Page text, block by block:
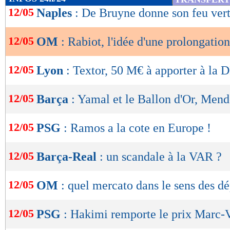
de
lecture
OK
12/05 Naples : De Bruyne donne son feu vert
12/05 OM : Rabiot, l'idée d'une prolongation
12/05 Lyon : Textor, 50 M€ à apporter à la
12/05 Barça : Yamal et le Ballon d'Or,
12/05 PSG : Ramos a la cote en Europe !
12/05 Barça-Real : un scandale à la VAR ?
12/05 OM : quel mercato dans le sens des
12/05 PSG : Hakimi remporte le prix Marc-